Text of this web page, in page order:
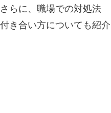
らに、職場での対処法
き合い方についても紹介